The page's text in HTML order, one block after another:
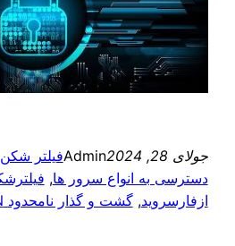
جولای 28, 2024 Adminفیلتر شکن
دسترسی به انواع سرور ها,
ازفارسروید, گشت و گذار نامحدود KRYPT VPN در وب